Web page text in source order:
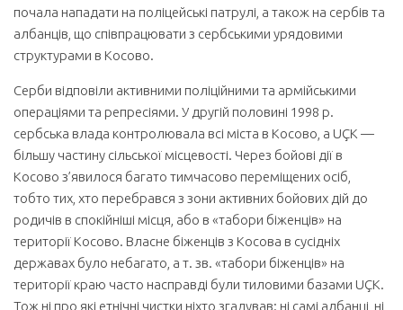
почала нападати на поліцейські патрулі, а також на сербів та
албанців, що співпрацювати з сербськими урядовими
структурами в Косово.
Серби відповіли активними поліційними та армійськими
операціями та репресіями. У другій половині 1998 р.
сербська влада контролювала всі міста в Косово, а UÇK —
більшу частину сільської місцевості. Через бойові дії в
Косово з’явилося багато тимчасово переміщених осіб,
тобто тих, хто перебрався з зони активних бойових дій до
родичів в спокійніші місця, або в «табори біженців» на
території Косово. Власне біженців з Косова в сусідніх
державах було небагато, а т. зв. «табори біженців» на
території краю часто насправді були тиловими базами UÇK.
Тож ні про які етнічні чистки ніхто згадував: ні самі албанці, ні